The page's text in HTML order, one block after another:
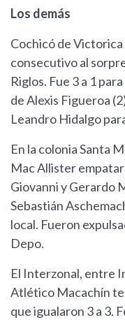
Los demás
Cochicó de
consecutivo al
Riglos. Fue 3 a 1
de Alexis Figueroa
Leandro Hidalgo
En la colonia Santa
Mac Allister
Giovanni y Gerardo
Sebastián
local. Fueron
Depo.
El Interzonal, entre
Atlético Macachín
que igualaron 3 a 3.